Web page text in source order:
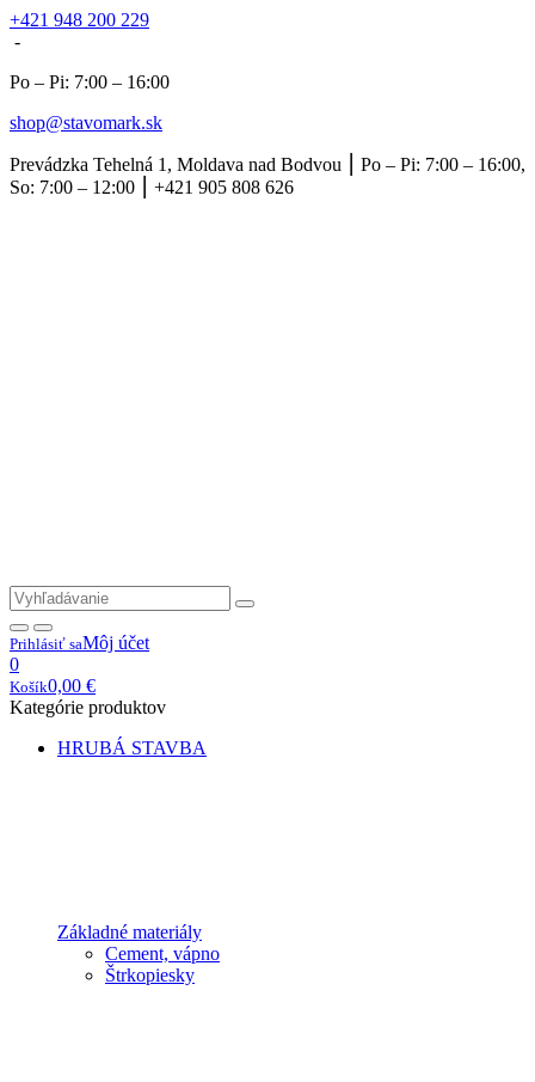
+421 948 200 229
-
Po – Pi: 7:00 – 16:00
shop@stavomark.sk
Prevádzka Tehelná 1, Moldava nad Bodvou ⎮ Po – Pi: 7:00 – 16:00,
So: 7:00 – 12:00 ⎮ +421 905 808 626
Prihlásiť saMôj účet
0
Košík0,00 €
Kategórie produktov
HRUBÁ STAVBA
Základné materiály
Cement, vápno
Štrkopiesky